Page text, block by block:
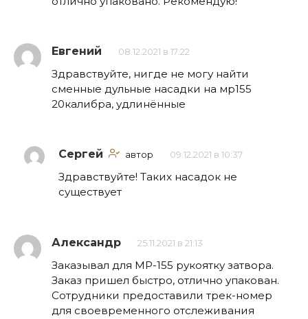
Евгений 08.12.2021 в 17:22
Здравствуйте, нигде не могу найти
сменные дульные насадки на мр155
20калибра, удлинённые
Сергей автор 09.12.2021 в 10:37
Здравствуйте! Таких насадок не
существует
Александр 25.11.2021 в 21:13
Заказывал для МР-155 рукоятку затвора.
Заказ пришел быстро, отлично упакован.
Сотрудники предоставили трек-номер
для своевременного отслеживания